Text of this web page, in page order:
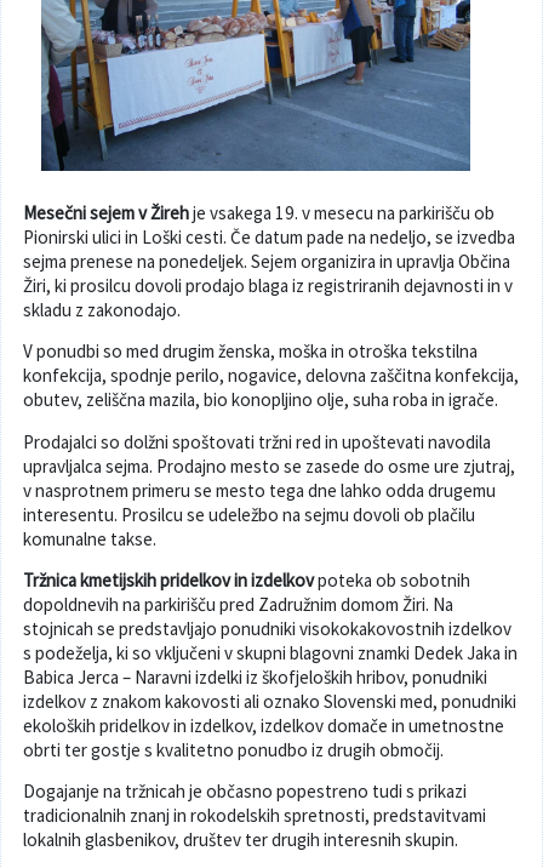
Mesečni sejem v Žirehje vsakega 19. v mesecu na parkirišču ob
Pionirski ulici in Loški cesti. Če datum pade na nedeljo, se izvedba
sejma prenese na ponedeljek. Sejem organizira in upravlja Občina
Žiri, ki prosilcu dovoli prodajo blaga iz registriranih dejavnosti in v
skladu z zakonodajo.
V ponudbi so med drugim ženska, moška in otroška tekstilna
konfekcija, spodnje perilo, nogavice, delovna zaščitna konfekcija,
obutev, zeliščna mazila, bio konopljino olje, suha roba in igrače.
Prodajalci so dolžni spoštovati tržni red in upoštevati navodila
upravljalca sejma. Prodajno mesto se zasede do osme ure zjutraj,
v nasprotnem primeru se mesto tega dne lahko odda drugemu
interesentu. Prosilcu se udeležbo na sejmu dovoli ob plačilu
komunalne takse.
Tržnica kmetijskih pridelkov in izdelkovpoteka ob sobotnih
dopoldnevih na parkirišču pred Zadružnim domom Žiri. Na
stojnicah se predstavljajo ponudniki visokokakovostnih izdelkov
s podeželja, ki so vključeni v skupni blagovni znamki Dedek Jaka in
Babica Jerca – Naravni izdelki iz škofjeloških hribov, ponudniki
izdelkov z znakom kakovosti ali oznako Slovenski med, ponudniki
ekoloških pridelkov in izdelkov, izdelkov domače in umetnostne
obrti ter gostje s kvalitetno ponudbo iz drugih območij.
Dogajanje na tržnicah je občasno popestreno tudi s prikazi
tradicionalnih znanj in rokodelskih spretnosti, predstavitvami
lokalnih glasbenikov, društev ter drugih interesnih skupin.
Poslanska pisarna
Občinski časopis
Strateški dokumenti
Občinski prazniki in nagrade
Simboli občine
Projekti
Šport
Kultura
Planinstvo in igrišča
Varnost občanov
Kmetijstvo
Širokopasovno omrežje
Invazivke
Videonadzor
Varuhov kotiček
Občinska stanovanja
Pogoji za gradnjo